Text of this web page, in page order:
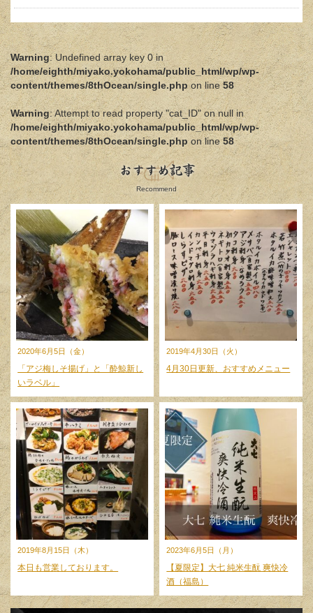
Warning: Undefined array key 0 in
/home/eighth/miyako.yokohama/public_html/wp/wp-
content/themes/8thOcean/single.phpon line58
Warning: Attempt to read property "cat_ID" on null in
/home/eighth/miyako.yokohama/public_html/wp/wp-
content/themes/8thOcean/single.phpon line58
おすすめ記事
Recommend
2020年6月5日（金）
「アジ梅しそ揚げ」と「酔鯨新し
いラベル」
2019年4月30日（火）
4月30日更新、おすすめメニュー
2019年8月15日（木）
本日も営業しております。
2023年6月5日（月）
【夏限定】大七 純米生酛 爽快冷
酒（福島）